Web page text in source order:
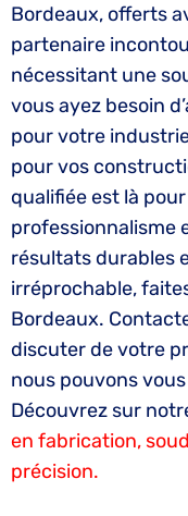
Bordeaux, offerts
partenaire
nécessitant une
vous ayez besoin
pour votre
pour vos
qualifiée est là
professionnalisme
résultats durables
irréprochable,
Bordeaux.
discuter de votre
nous pouvons
Découvrez sur
en fabrication,
précision.